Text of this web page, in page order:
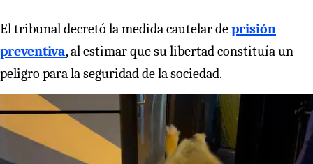
El tribunal decretó la medida cautelar deprisión
preventiva, al estimar que su libertad constituía un
peligro para la seguridad de la sociedad.